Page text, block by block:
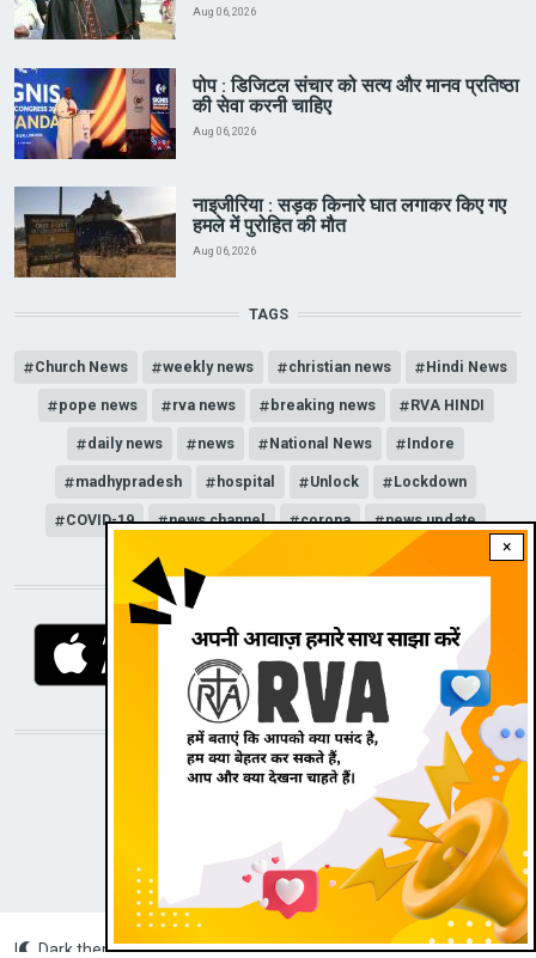
×
Aug 06, 2026
पोप : डिजिटल संचार को सत्य और मानव प्रतिष्ठा
की सेवा करनी चाहिए
Aug 06, 2026
नाइजीरिया : सड़क किनारे घात लगाकर किए गए
हमले में पुरोहित की मौत
Aug 06, 2026
TAGS
Church News weekly news christian news Hindi News
pope news rva news breaking news RVA HINDI
daily news news National News Indore
madhypradesh hospital Unlock Lockdown
COVID-19 news channel corona news update
DOWNLOAD RVA APP
STAY CONNECTED WITH US!
| Dark theme